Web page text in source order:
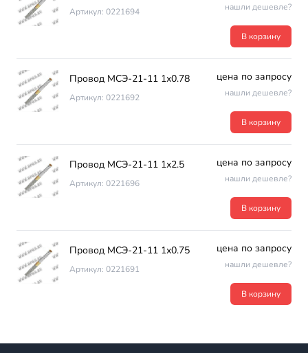
Артикул: 0221694 нашли дешевле?
В корзину
Провод МСЭ-21-11 1х0.78
Артикул: 0221692
цена по запросу
нашли дешевле?
В корзину
Провод МСЭ-21-11 1х2.5
Артикул: 0221696
цена по запросу
нашли дешевле?
В корзину
Провод МСЭ-21-11 1х0.75
Артикул: 0221691
цена по запросу
нашли дешевле?
В корзину